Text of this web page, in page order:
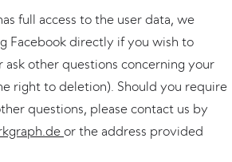
full access to the user data, we
Facebook directly if you wish to
ask other questions concerning your
right to deletion). Should you require
questions, please contact us by
or the address provided